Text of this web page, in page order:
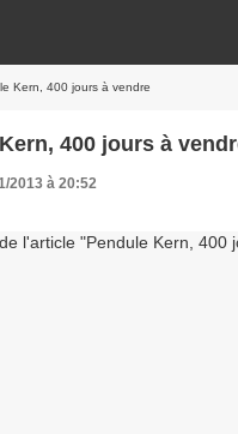
Kern, 400 jours à vendre
400 jours à
2013 à 20:52